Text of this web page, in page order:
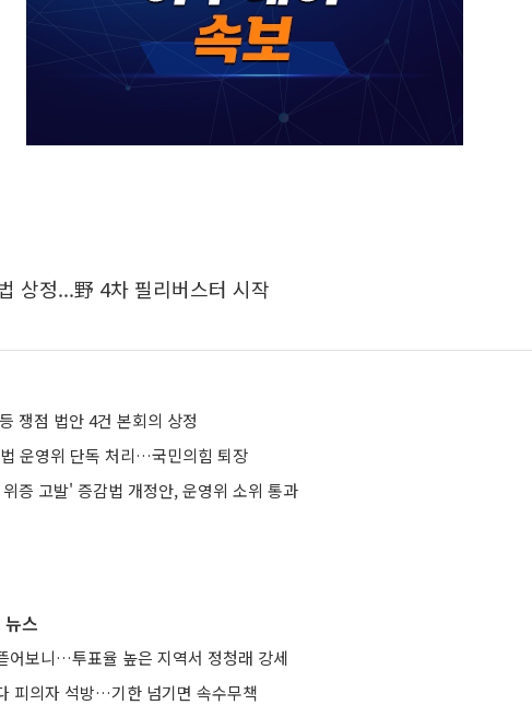
상정...野 4차 필리버스터 시작
쟁점 법안 4건 본회의 상정
운영위 단독 처리…국민의힘 퇴장
증 고발' 증감법 개정안, 운영위 소위 통과
스
어보니…투표율 높은 지역서 정청래 강세
피의자 석방…기한 넘기면 속수무책